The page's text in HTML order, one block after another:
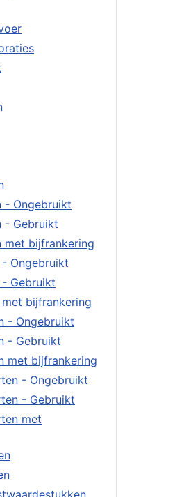
- Ongebruikt
- Gebruikt
met bijfrankering
Ongebruikt
Gebruikt
bijfrankering
- Ongebruikt
- Gebruikt
met bijfrankering
- Ongebruikt
- Gebruikt
met